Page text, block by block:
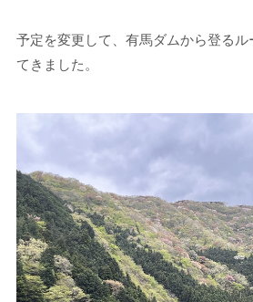
予定を変更して、有馬ダムから登るル
てきました。